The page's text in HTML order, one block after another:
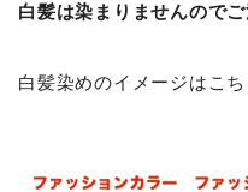
白髪は染まりませんのでご
白髪染めのイメージはこち